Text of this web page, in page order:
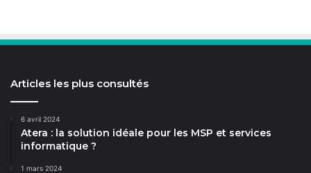
Articles les plus consultés
6 avril 2024
Atera : la solution idéale pour les MSP et services
informatique ?
1 mars 2024